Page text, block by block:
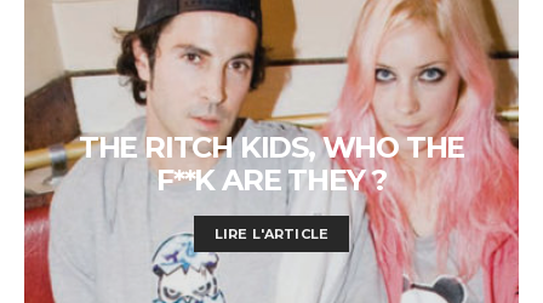
THE RITCH KIDS, WHO THE
F**K ARE THEY ?
LIRE L'ARTICLE